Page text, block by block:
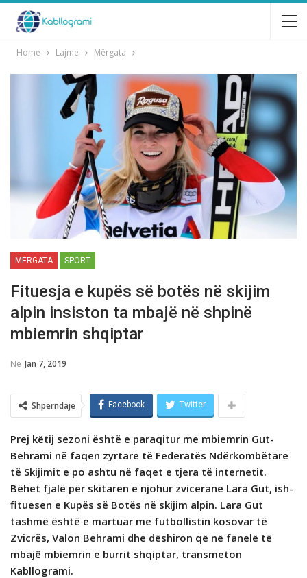
Home Lajme Mërgata
MËRGATA SPORT
Fituesja e kupёs sё botёs nё skijim
alpin insiston ta mbajё nё shpinё
mbiemrin shqiptar
Në Jan 7, 2019
Shpërndaje Facebook Twitter
Prej kёtij sezoni është e paraqitur me mbiemrin Gut-
Behrami në faqen zyrtare të Federatës Ndërkombëtare
të Skijimit e po ashtu në faqet e tjera të internetit.
Bëhet fjalë për skitaren e njohur zvicerane Lara Gut, ish-
fituesen e Kupës së Botës në skijim alpin. Lara Gut
tashmë është e martuar me futbollistin kosovar të
Zvicrës, Valon Behrami dhe dёshiron qё nё fanelё tё
mbajё mbiemrin e burrit shqiptar, transmeton
Kabllogrami.